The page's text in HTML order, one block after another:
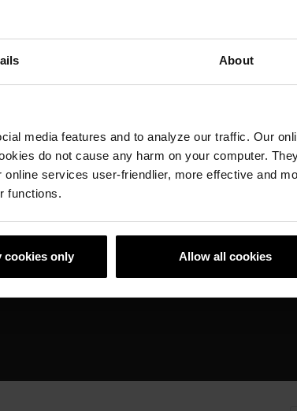
About
media features and to analyze our traffic. Our
do not cause any harm on your computer.
services user-friendlier, more effective and
functions.
cookies only Allow all cookies